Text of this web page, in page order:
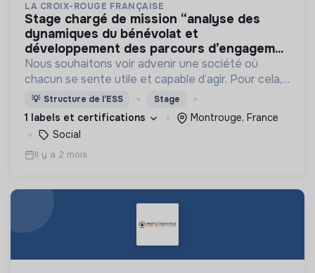
LA CROIX-ROUGE FRANÇAISE
stage chargé de mission “analyse des
dynamiques du bénévolat et
développement des parcours d’engagem...
Nous souhaitons voir advenir une société où
chacun se sente utile et capable d’agir. Pour cela,
nous proposons des moyens et des lieux
d’engagement innovants et adaptés à tous.
💡 Structure de l’ESS Stage
1 labels et certifications
Montrouge, France
Social
Il y a 2 mois